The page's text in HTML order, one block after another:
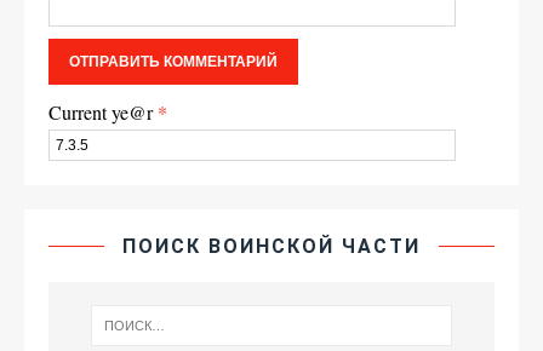
Current ye@r*
ПОИСК ВОИНСКОЙ ЧАСТИ